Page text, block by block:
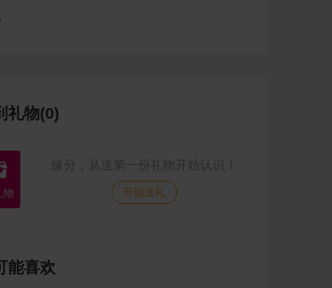
礼物(0)
缘分，从送第一份礼物开始认识！
开始送礼
能喜欢